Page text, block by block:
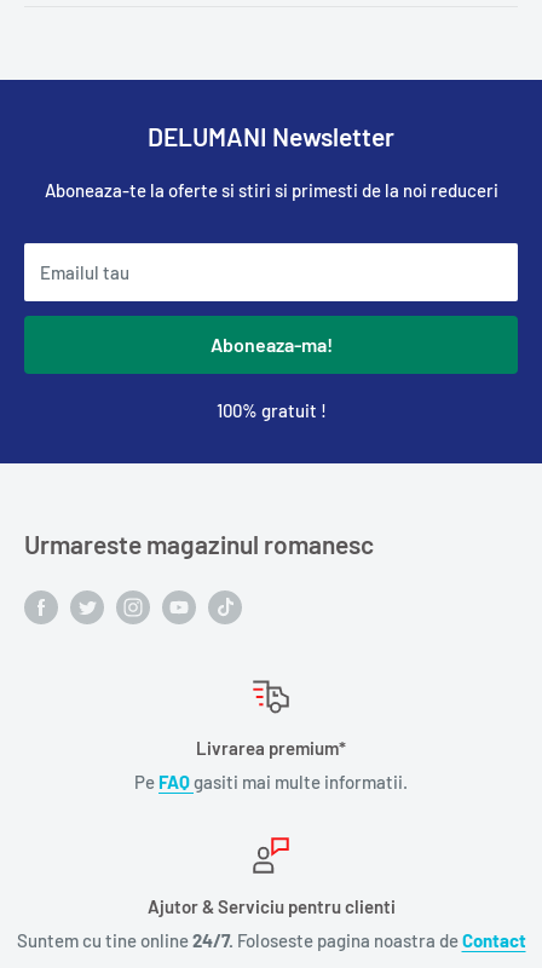
DELUMANI Newsletter
Aboneaza-te la oferte si stiri si primesti de la noi reduceri
Emailul tau
Aboneaza-ma!
100% gratuit !
Urmareste magazinul romanesc
Livrarea premium*
Pe FAQgasiti mai multe informatii.
Ajutor & Serviciu pentru clienti
Suntem cu tine online24/7. Foloseste pagina noastra deContact